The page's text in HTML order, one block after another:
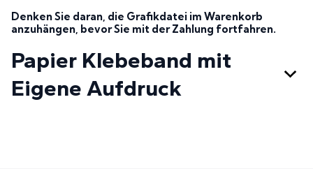
Denken Sie daran, die Grafikdatei im Warenkorb
anzuhängen, bevor Sie mit der Zahlung fortfahren.
Papier Klebeband mit
Eigene Aufdruck